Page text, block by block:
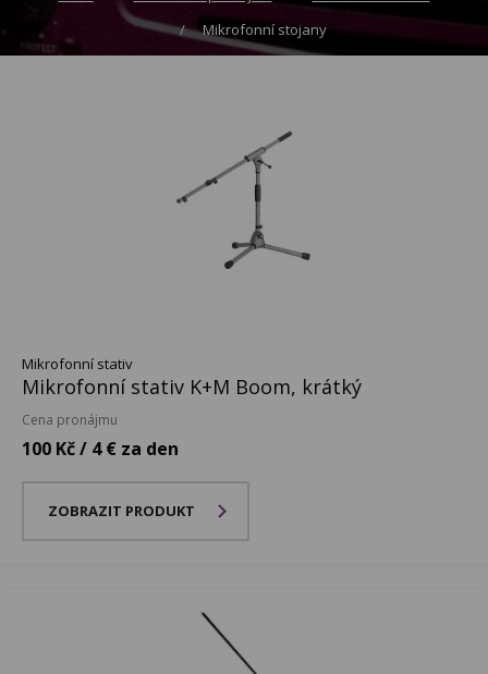
Mikrofonní stojany
Mikrofonní stativ
Mikrofonní stativ K+M Boom, krátký
Cena pronájmu
100 Kč / 4 € za den
ZOBRAZIT PRODUKT